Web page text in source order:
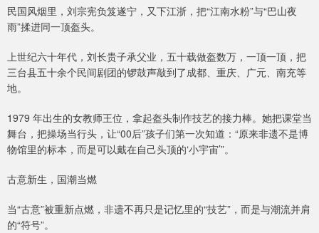
民国风烟里，刘宗宪负笈遂宁，又下江浙，把“江南水粉”与“巴山夜
雨”揉进同一顶盔头。
上世纪六十年代，刘长贵子承父业，五十载做盔数万，一顶一顶，把
三台县五十余个民间剧团的锣鼓声敲到了成都、重庆、广元、南充等
地。
1979 年出生的女教师王位，拿起盔头制作技艺的接力棒。她把课堂当
舞台，把操场当行头，让“00后”孩子们第一次知道：“原来非遗不是博
物馆里的标本，而是可以戴在自己头顶的‘小宇宙’”。
古意新生，国潮当燃
当“古意”被重新点燃，非遗不再只是记忆里的“技艺”，而是与潮流并肩
的“符号”。